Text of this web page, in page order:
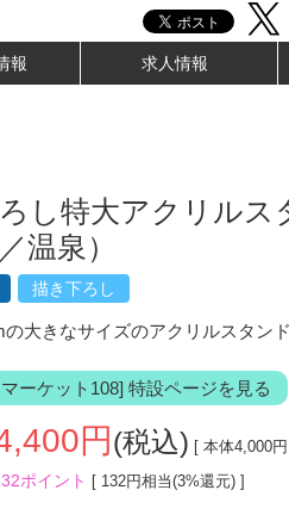
報 求人情報
し特大アクリルス
温泉）
描き下ろし
大きなサイズのアクリルスタンド
ーケット108] 特設ページを見る
円 (税込) [ 本体4,000
ポイント [ 132円相当(3%還元) ]